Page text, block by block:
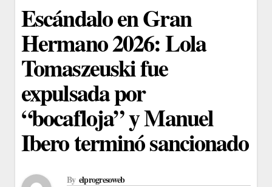
Escándalo en Gran
Hermano 2026: Lola
Tomaszeuski fue
expulsada por
“bocafloja” y Manuel
Ibero terminó sancionado
By elprogresoweb